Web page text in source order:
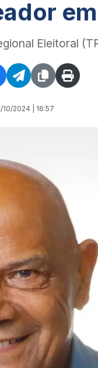
Eleitoral
10/2024 | 16:57